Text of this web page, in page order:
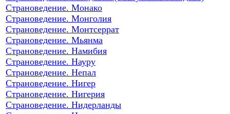
Страноведение. Монако
Страноведение. Монголия
Страноведение. Монтсеррат
Страноведение. Мьянма
Страноведение. Намибия
Страноведение. Науру
Страноведение. Непал
Страноведение. Нигер
Страноведение. Нигерия
Страноведение. Нидерланды